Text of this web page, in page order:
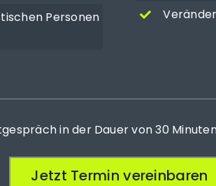
Personen
in der Dauer von 30
Jetzt Termin vereinbaren